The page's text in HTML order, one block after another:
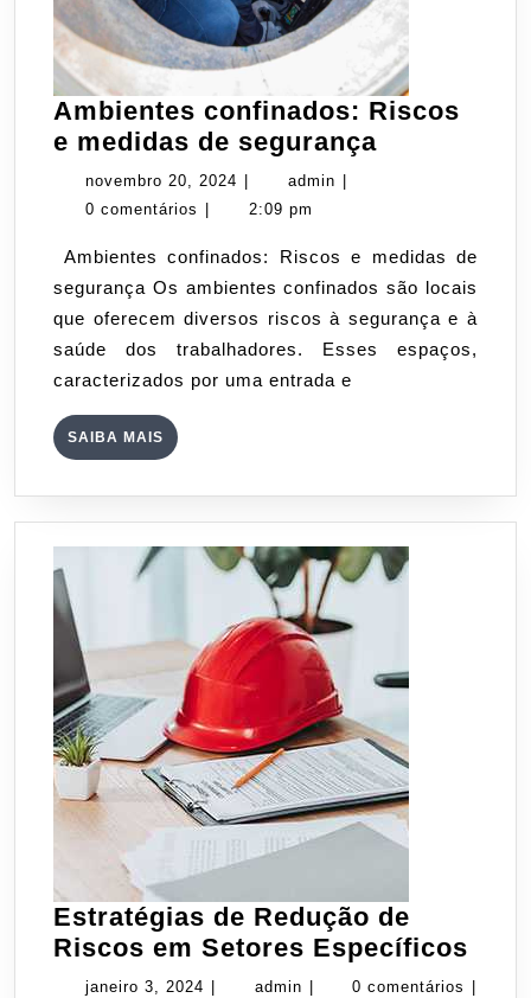
Ambientes confinados: Riscos
e medidas de segurançaAmbientes
medidas
de
segurança
novembro 20, 2024 novembro
20,
admin admin
0 comentários
2:09 pm
Ambientes confinados: Riscos e medidas de
segurança Os ambientes confinados são locais
que oferecem diversos riscos à segurança e à
saúde dos trabalhadores. Esses espaços,
caracterizados por uma entrada e
SAIBA MAIS SAIBA
MAIS
Estratégias de Redução de
Riscos em Setores Específicos
de
janeiro 3, 2024 janeiroadmin admin0 comentários